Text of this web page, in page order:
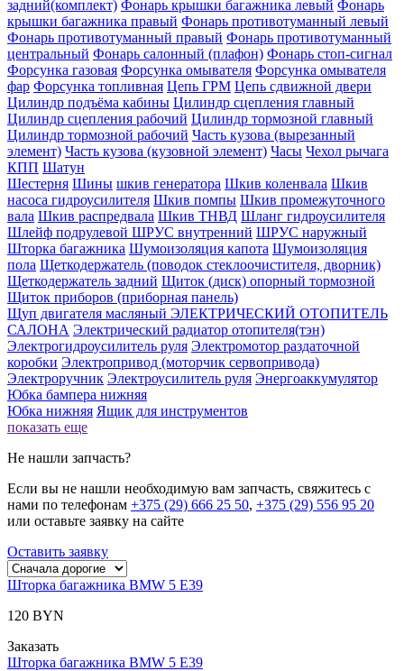
задний(комплект) Фонарь крышки багажника левый Фонарь
крышки багажника правый Фонарь противотуманный левый
Фонарь противотуманный правый Фонарь противотуманный
центральный Фонарь салонный (плафон) Фонарь стоп-сигнал
Форсунка газовая Форсунка омывателя Форсунка омывателя
фар Форсунка топливная Цепь ГРМ Цепь сдвижной двери
Цилиндр подъёма кабины Цилиндр сцепления главный
Цилиндр сцепления рабочий Цилиндр тормозной главный
Цилиндр тормозной рабочий Часть кузова (вырезанный
элемент) Часть кузова (кузовной элемент) Часы Чехол рычага
КПП Шатун
Шестерня Шины шкив генератора Шкив коленвала Шкив
насоса гидроусилителя Шкив помпы Шкив промежуточного
вала Шкив распредвала Шкив ТНВД Шланг гидроусилителя
Шлейф подрулевой ШРУС внутренний ШРУС наружный
Шторка багажника Шумоизоляция капота Шумоизоляция
пола Щеткодержатель (поводок стеклоочистителя, дворник)
Щеткодержатель задний Щиток (диск) опорный тормозной
Щиток приборов (приборная панель)
Щуп двигателя масляный ЭЛЕКТРИЧЕСКИЙ ОТОПИТЕЛЬ
САЛОНА Электрический радиатор отопителя(тэн)
Электрогидроусилитель руля Электромотор раздаточной
коробки Электропривод (моторчик сервопривода)
Электроручник Электроусилитель руля Энергоаккумулятор
Юбка бампера нижняя
Юбка нижняя Ящик для инструментов
показать еще
Не нашли запчасть?
Если вы не нашли необходимую вам запчасть, свяжитесь с
нами по телефонам +375 (29) 666 25 50, +375 (29) 556 95 20
или оставьте заявку на сайте
Оставить заявку
Шторка багажника BMW 5 E39
120 BYN
Заказать
Шторка багажника BMW 5 E39